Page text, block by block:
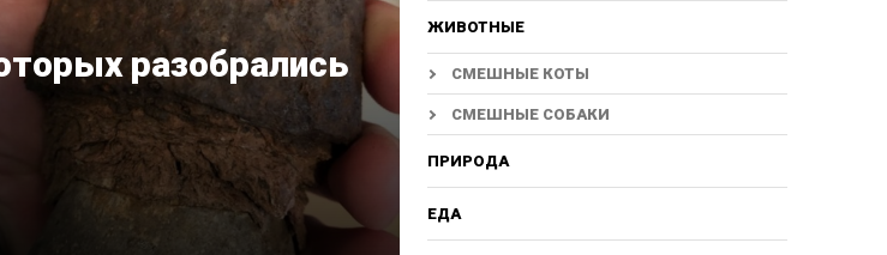
разобрались
ЖИВОТНЫЕ
СМЕШНЫЕ КОТЫ
СМЕШНЫЕ СОБАКИ
ПРИРОДА
ЕДА